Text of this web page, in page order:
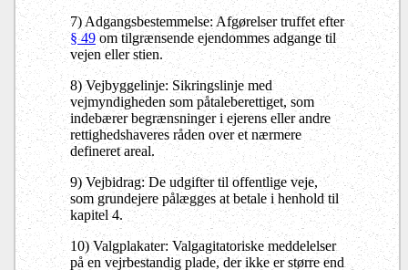
7) Adgangsbestemmelse: Afgørelser truffet efter
§ 49om tilgrænsende ejendommes adgange til
vejen eller stien.
8) Vejbyggelinje: Sikringslinje med
vejmyndigheden som påtaleberettiget, som
indebærer begrænsninger i ejerens eller andre
rettighedshaveres råden over et nærmere
defineret areal.
9) Vejbidrag: De udgifter til offentlige veje,
som grundejere pålægges at betale i henhold til
kapitel 4.
10) Valgplakater: Valgagitatoriske meddelelser
på en vejrbestandig plade, der ikke er større end